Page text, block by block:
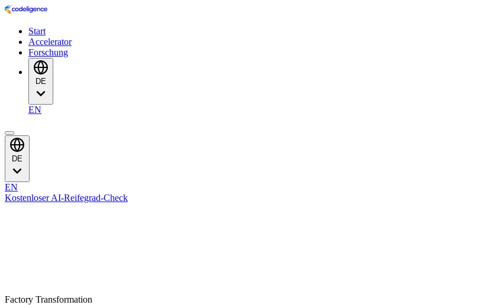
Start
Accelerator
Forschung
DE
EN
DE
EN
Kostenloser AI-Reifegrad-Check
Factory Transformation